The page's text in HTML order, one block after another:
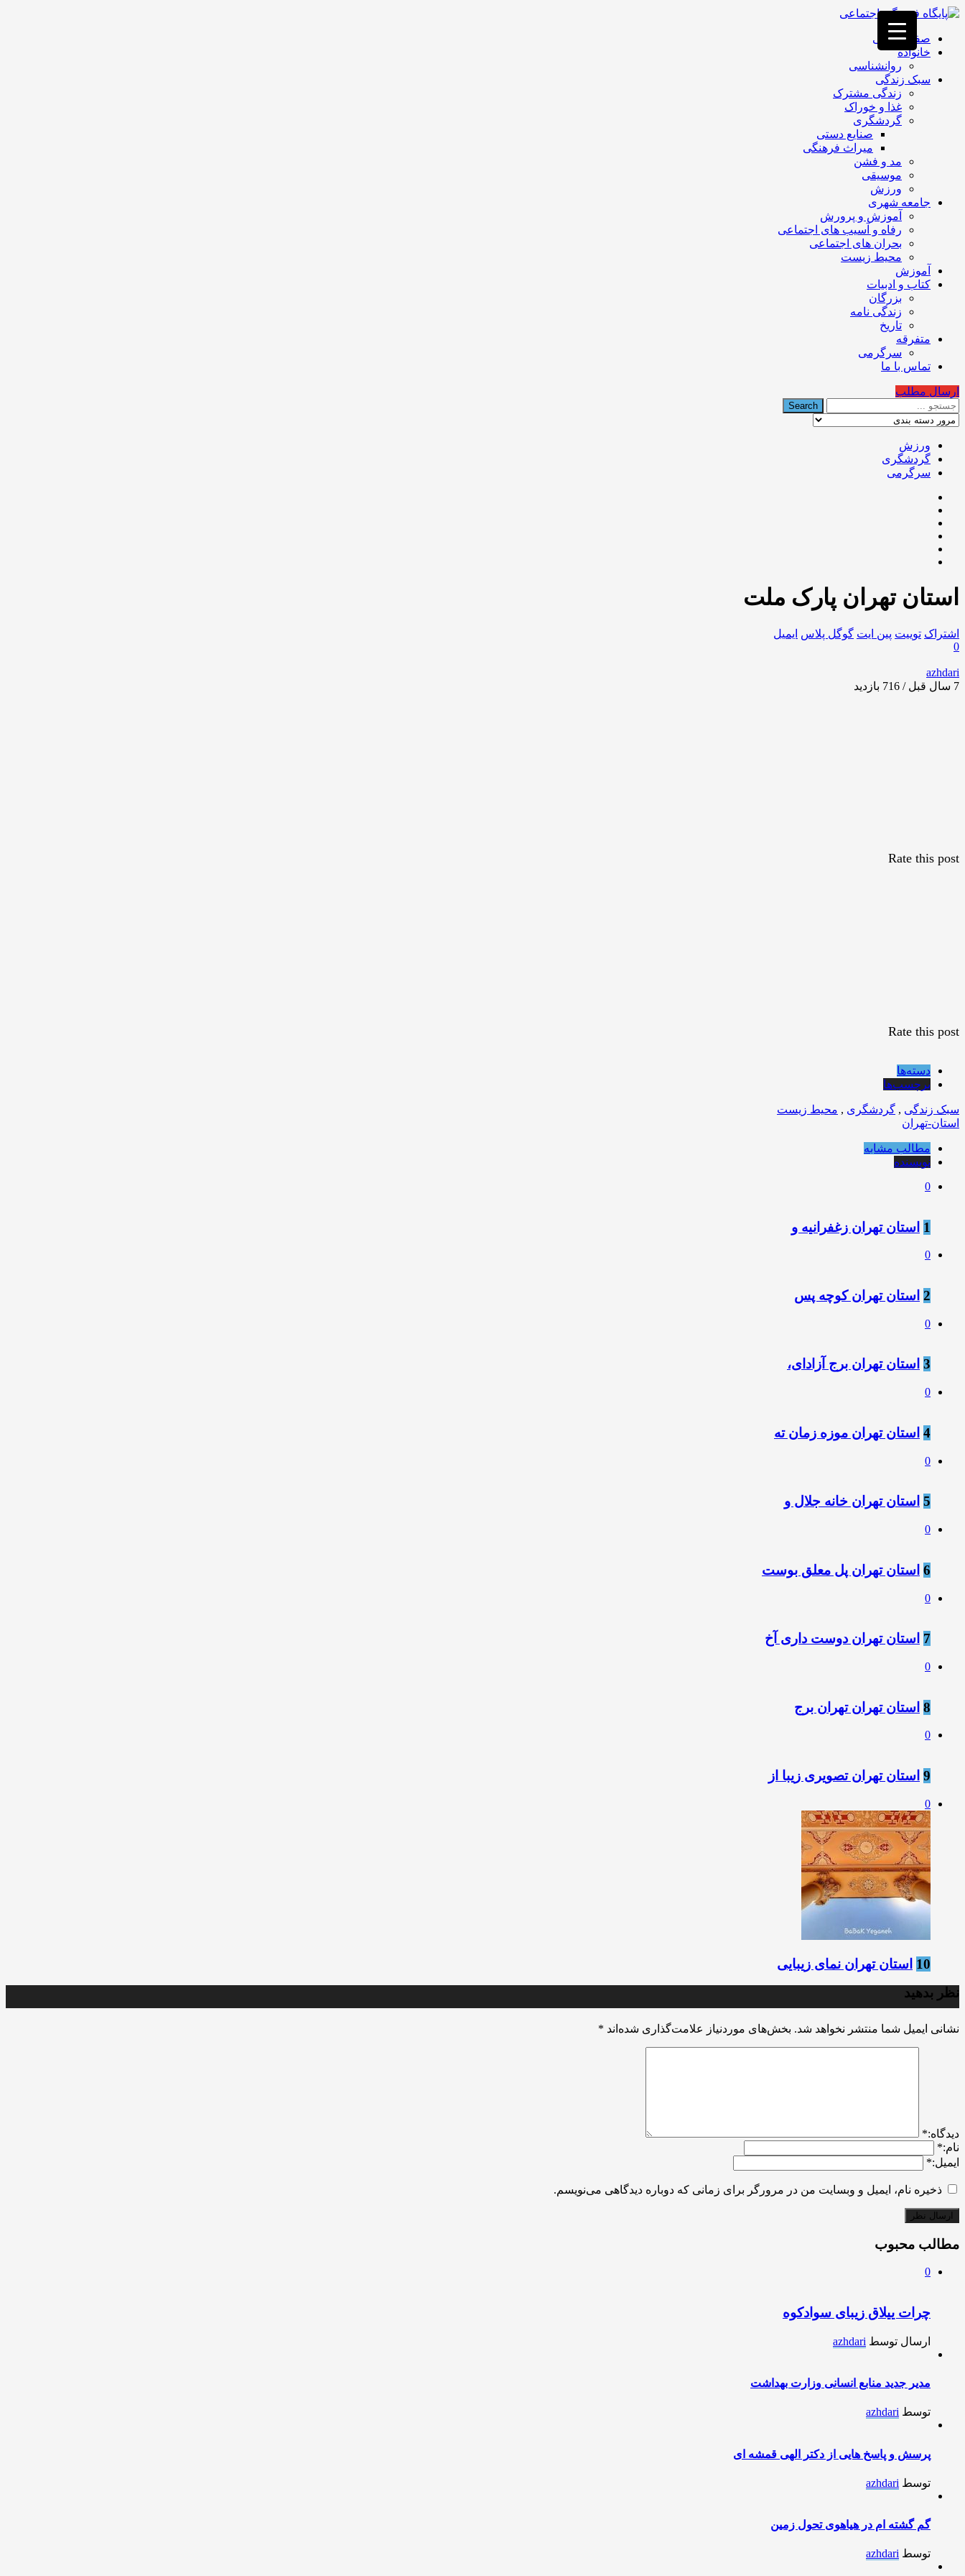
فصد
غرب
تهران
خشکشویی
تصفیه
تهران
صفحه اصلی
خانواده
روانشناسی
سبک زندگی
زندگی مشترک
غذا و خوراک
گردشگری
صنایع دستی
میراث فرهنگی
مد و فشن
موسیقی
ورزش
جامعه شهری
آموزش و پرورش
رفاه و آسیب های اجتماعی
بحران های اجتماعی
محیط زیست
آموزش
کتاب و ادبیات
بزرگان
زندگی نامه
تاریخ
متفرقه
سرگرمی
تماس با ما
ارسال مطلب
ورزش
گردشگری
سرگرمی
استان تهران پارک ملت
اشتراک توییت پین ایت گوگل‌ پلاس ایمیل
0
azhdari
7 سال قبل / 716
بازدید
Rate this post
Rate this post
دسته‌ها
برچسب‌ها
سبک زندگی , گردشگری , محیط زیست
استان-تهران
مطالب مشابه
نویسنده
0
1 استان تهران زغفرانیه و
0
2 استان تهران کوچه پس
0
3 استان تهران برج آزادای،
0
4 استان تهران موزه زمان ته
0
5 استان تهران خانه جلال و
0
6 استان تهران پل معلق بوست
0
7 استان تهران دوست داری آخ
0
8 استان تهران تهران برج
0
9 استان تهران تصویری زیبا از
0
10 استان تهران نمای زیبایی
نظر بدهید
نشانی ایمیل شما منتشر نخواهد شد. بخش‌های موردنیاز علامت‌گذاری شده‌اند *
ديدگاه:*
نام:*
ایمیل:*
ذخیره نام، ایمیل و وبسایت من در مرورگر برای زمانی که دوباره دیدگاهی می‌نویسم.
مطالب محبوب
0
چرات ییلاق زیبای سوادکوه
ارسال توسط azhdari
مدیر جدید منابع انسانی وزارت بهداشت
توسط azhdari
پرسش و پاسخ هایی از دکتر الهی قمشه ای
توسط azhdari
گم گشته ام در هیاهوی تحول زمین
توسط azhdari